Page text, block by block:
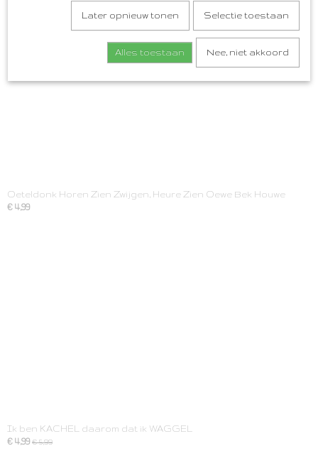
Oeteldonk Horen Zien Zwijgen, Heure Zien Oewe Bek Houwe
€ 4,99
Ik ben KACHEL daarom dat ik WAGGEL
€ 4,99 € 5,99
Later opnieuw tonen Selectie toestaan
Alles toestaan Nee, niet akkoord